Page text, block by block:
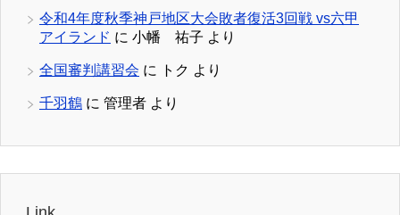
令和4年度秋季神戸地区大会敗者復活3回戦 vs六甲
アイランド に 小幡 祐子 より
全国審判講習会 に トク より
千羽鶴 に 管理者 より